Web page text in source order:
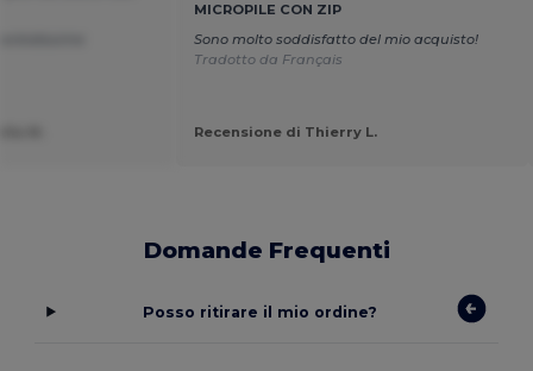
MICROPILE CON ZIP
Sono molto soddisfatto del mio acquisto!
Tradotto da Français
Recensione di Thierry L.
Domande Frequenti
Posso ritirare il mio ordine?